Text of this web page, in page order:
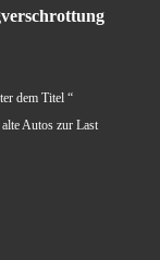
dem Titel “
Autos zur Last